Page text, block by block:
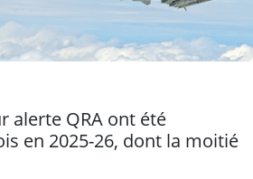
alerte QRA ont été
en 2025-26, dont la moitié